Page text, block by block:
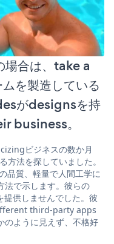
合は、take a
を製造している
がdesignsを持
business。
ビジネスの数か月
法を探していました。
質、軽量で人間工学に
法で示します。彼らの
供しませんでした。彼
third-party apps
のように見えず、不格好